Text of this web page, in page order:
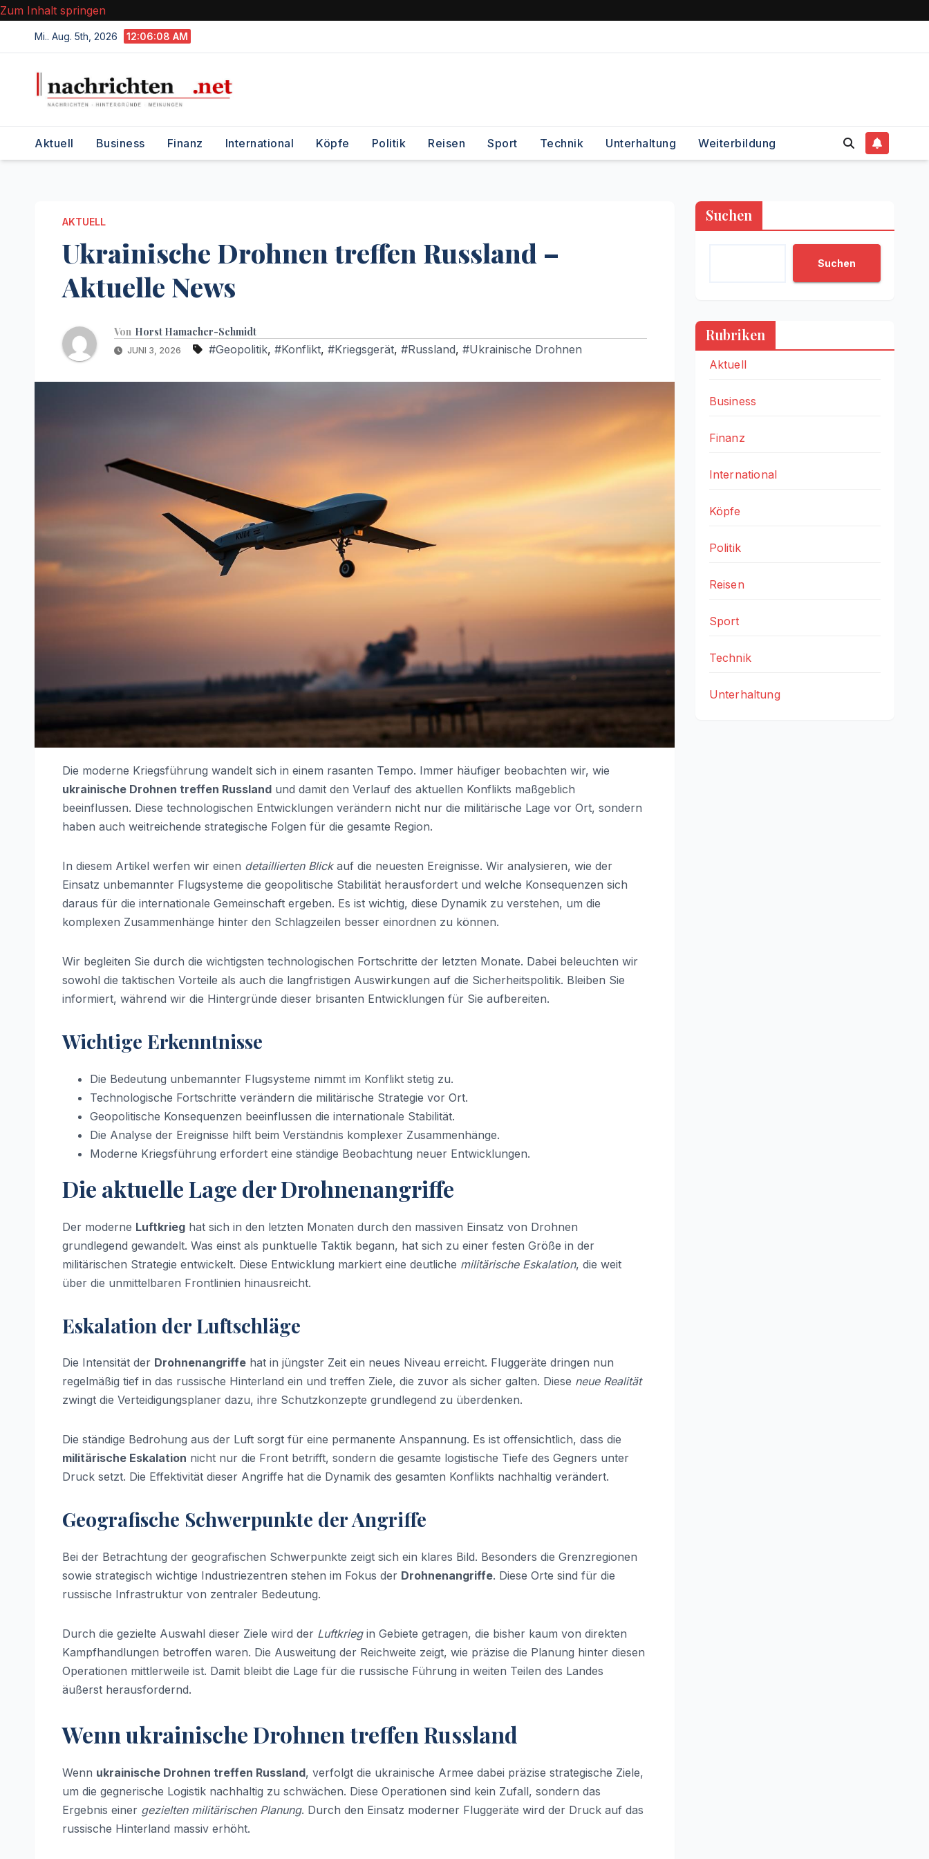
Zum Inhalt springen
Mi.. Aug. 5th, 2026 12:06:09 AM
Aktuell Business Finanz International Köpfe Politik Reisen Sport Technik Unterhaltung Weiterbildung
AKTUELL
Ukrainische Drohnen treffen Russland –
Aktuelle News
Von Horst Hamacher-Schmidt
JUNI 3, 2026 #Geopolitik, #Konflikt, #Kriegsgerät, #Russland, #Ukrainische Drohnen
Die moderne Kriegsführung wandelt sich in einem rasanten Tempo. Immer häufiger beobachten wir, wie
ukrainische Drohnen treffen Russland und damit den Verlauf des aktuellen Konflikts maßgeblich
beeinflussen. Diese technologischen Entwicklungen verändern nicht nur die militärische Lage vor Ort, sondern
haben auch weitreichende strategische Folgen für die gesamte Region.
In diesem Artikel werfen wir einen detaillierten Blickauf die neuesten Ereignisse. Wir analysieren, wie der
Einsatz unbemannter Flugsysteme die geopolitische Stabilität herausfordert und welche Konsequenzen sich
daraus für die internationale Gemeinschaft ergeben. Es ist wichtig, diese Dynamik zu verstehen, um die
komplexen Zusammenhänge hinter den Schlagzeilen besser einordnen zu können.
Wir begleiten Sie durch die wichtigsten technologischen Fortschritte der letzten Monate. Dabei beleuchten wir
sowohl die taktischen Vorteile als auch die langfristigen Auswirkungen auf die Sicherheitspolitik. Bleiben Sie
informiert, während wir die Hintergründe dieser brisanten Entwicklungen für Sie aufbereiten.
Wichtige Erkenntnisse
Die Bedeutung unbemannter Flugsysteme nimmt im Konflikt stetig zu.
Technologische Fortschritte verändern die militärische Strategie vor Ort.
Geopolitische Konsequenzen beeinflussen die internationale Stabilität.
Die Analyse der Ereignisse hilft beim Verständnis komplexer Zusammenhänge.
Moderne Kriegsführung erfordert eine ständige Beobachtung neuer Entwicklungen.
Die aktuelle Lage der Drohnenangriffe
Der moderne Luftkrieg hat sich in den letzten Monaten durch den massiven Einsatz von Drohnen
grundlegend gewandelt. Was einst als punktuelle Taktik begann, hat sich zu einer festen Größe in der
militärischen Strategie entwickelt. Diese Entwicklung markiert eine deutliche militärische Eskalation, die weit
über die unmittelbaren Frontlinien hinausreicht.
Eskalation der Luftschläge
Die Intensität der Drohnenangriffe hat in jüngster Zeit ein neues Niveau erreicht. Fluggeräte dringen nun
regelmäßig tief in das russische Hinterland ein und treffen Ziele, die zuvor als sicher galten. Diese neue Realität
zwingt die Verteidigungsplaner dazu, ihre Schutzkonzepte grundlegend zu überdenken.
Die ständige Bedrohung aus der Luft sorgt für eine permanente Anspannung. Es ist offensichtlich, dass die
militärische Eskalation nicht nur die Front betrifft, sondern die gesamte logistische Tiefe des Gegners unter
Druck setzt. Die Effektivität dieser Angriffe hat die Dynamik des gesamten Konflikts nachhaltig verändert.
Geografische Schwerpunkte der Angriffe
Bei der Betrachtung der geografischen Schwerpunkte zeigt sich ein klares Bild. Besonders die Grenzregionen
sowie strategisch wichtige Industriezentren stehen im Fokus der Drohnenangriffe. Diese Orte sind für die
russische Infrastruktur von zentraler Bedeutung.
Durch die gezielte Auswahl dieser Ziele wird der Luftkriegin Gebiete getragen, die bisher kaum von direkten
Kampfhandlungen betroffen waren. Die Ausweitung der Reichweite zeigt, wie präzise die Planung hinter diesen
Operationen mittlerweile ist. Damit bleibt die Lage für die russische Führung in weiten Teilen des Landes
äußerst herausfordernd.
Wenn ukrainische Drohnen treffen Russland
Wenn ukrainische Drohnen treffen Russland, verfolgt die ukrainische Armee dabei präzise strategische Ziele,
um die gegnerische Logistik nachhaltig zu schwächen. Diese Operationen sind kein Zufall, sondern das
Ergebnis einer gezielten militärischen Planung. Durch den Einsatz moderner Fluggeräte wird der Druck auf das
russische Hinterland massiv erhöht.
Suchen
Suchen
Rubriken
Aktuell
Business
Finanz
International
Köpfe
Politik
Reisen
Sport
Technik
Unterhaltung